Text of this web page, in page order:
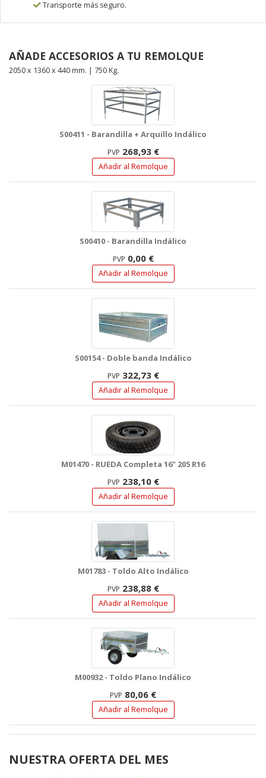
Transporte más seguro.
AÑADE ACCESORIOS A TU REMOLQUE
2050 x 1360 x 440 mm. | 750 Kg.
S00411 - Barandilla + Arquillo Indálico
PVP 268,93 €
Añadir al Remolque
S00410 - Barandilla Indálico
PVP 0,00 €
Añadir al Remolque
S00154 - Doble banda Indálico
PVP 322,73 €
Añadir al Remolque
M01470 - RUEDA Completa 16" 205 R16
PVP 238,10 €
Añadir al Remolque
M01783 - Toldo Alto Indálico
PVP 238,88 €
Añadir al Remolque
M00932 - Toldo Plano Indálico
PVP 80,06 €
Añadir al Remolque
NUESTRA OFERTA DEL MES